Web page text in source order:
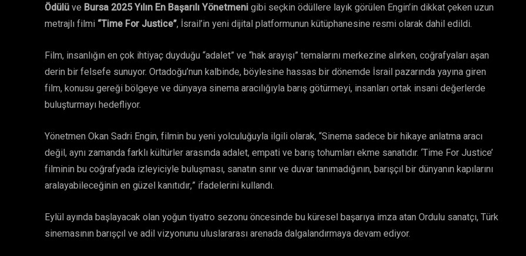
Ödülüve Bursa 2025 Yılın En Başarılı Yönetmenigibi seçkin ödüllere layık görülen Engin’in dikkat çeken uzun
metrajlı filmi “Time For Justice”, İsrail’in yeni dijital platformunun kütüphanesine resmi olarak dahil edildi.
Film, insanlığın en çok ihtiyaç duyduğu “adalet” ve “hak arayışı” temalarını merkezine alırken, coğrafyaları aşan
derin bir felsefe sunuyor. Ortadoğu’nun kalbinde, böylesine hassas bir dönemde İsrail pazarında yayına giren
film, konusu gereği bölgeye ve dünyaya sinema aracılığıyla barış götürmeyi, insanları ortak insani değerlerde
buluşturmayı hedefliyor.
Yönetmen Okan Sadri Engin, filmin bu yeni yolculuğuyla ilgili olarak, “Sinema sadece bir hikaye anlatma aracı
değil, aynı zamanda farklı kültürler arasında adalet, empati ve barış tohumları ekme sanatıdır. ‘Time For Justice’
filminin bu coğrafyada izleyiciyle buluşması, sanatın sınır ve duvar tanımadığının, barışçıl bir dünyanın kapılarını
aralayabileceğinin en güzel kanıtıdır,” ifadelerini kullandı.
Eylül ayında başlayacak olan yoğun tiyatro sezonu öncesinde bu küresel başarıya imza atan Ordulu sanatçı, Türk
sinemasının barışçıl ve adil vizyonunu uluslararası arenada dalgalandırmaya devam ediyor.